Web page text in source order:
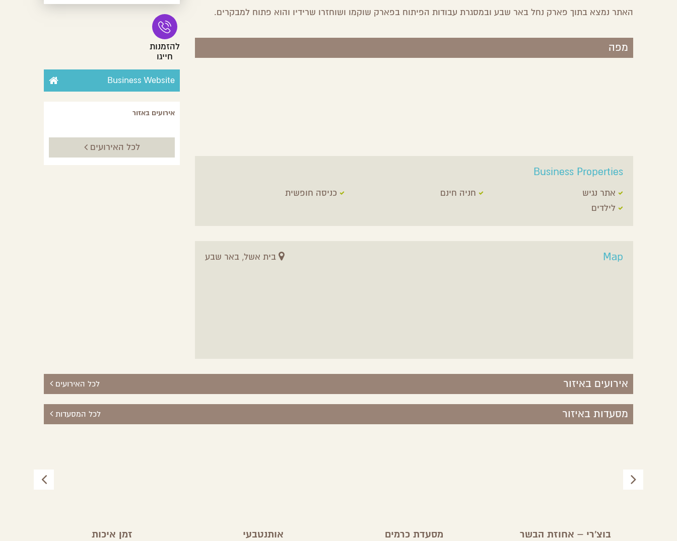
להזמנות
חייגו
Business Website
אירועים באזור
לכל האירועים
האתר נמצא בתוך פארק נחל באר שבע ובמסגרת עבודות הפיתוח בפארק שוקמו ושוחזרו שרידיו והוא פתוח למבקרים.
מפה
Business Properties
אתר נגיש חניה חינם
כניסה חופשית
לילדים
Map בית אשל, באר שבע
אירועים באיזור לכל האירועים
מסעדות באיזור לכל המסעדות
בוצ'רי – אחוזת הבשר מסעדת כרמים אותנטבעי זמן איכות